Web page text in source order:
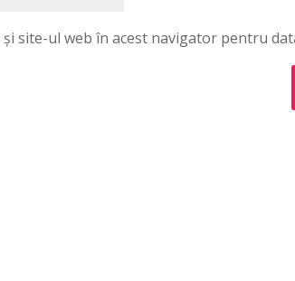
site-ul web în acest navigator pentru